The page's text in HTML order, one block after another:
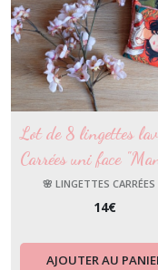
Lot de 8 lingettes
Carrées uni face
🌸 LINGETTES CARRÉES
14€
AJOUTER AU